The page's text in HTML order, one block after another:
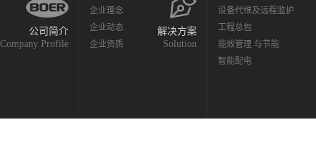
公司简介
Company Profile
企业理念
企业动态
企业资质
解决方案
Solution
设备代维及远程监护
工程总包
能效管理 与节能
智能配电